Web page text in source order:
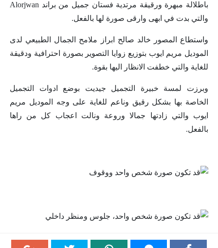
باطلالة مبهرة ورقيقة مرتدية فستان جميل من براند Alorjwan
والتي بدت في ابهى وارقى صورة لها بالفعل.
واستطاع المصور خالد صالح ابراز ملامح الجمال الطبيعي لدى
الموديل مريم ايوب بتوزيع زوايا التصوير بصورة احترافية ودقيقة
للغاية والتي خطفت الانظار اليها بقوة.
وبرزت لمسة خبيرة التجميل جيديت بوضع ادوات التجميل
الخاصة بها بشكل رقيق وناعم للغاية على وجه الموديل مريم
ايوب والتي زادتها جمالا وروعة ونالت اعجاب كل من راها
بالفعل.